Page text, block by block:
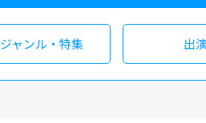
ジャンル・特集 出